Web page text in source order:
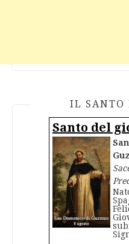
IL SANTO
Santo del